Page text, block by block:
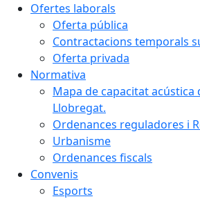
Ofertes laborals
Oferta pública
Contractacions temporals
Oferta privada
Normativa
Mapa de capacitat acústica
Llobregat.
Ordenances reguladores i
Urbanisme
Ordenances fiscals
Convenis
Esports